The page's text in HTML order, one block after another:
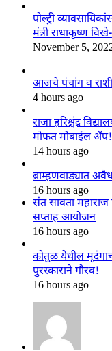
पोल्ट्री
मंत्री राधाकृष्ण
November 5,
आजचे पंचांग व
4 hours ago
राजा हरिश्चंद्र
मोफत मोबाईल ॲप!
14 hours ago
ब्राम्हणवाड्यात
16 hours ago
संत सावता महाराज
सप्ताह आयोजन
16 hours ago
कोतुळ येथील
पुरस्काराने गौरव!
16 hours ago